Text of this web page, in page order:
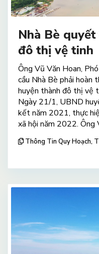
Nhà Bè
đô thị vệ tinh
Ông Vũ Văn Hoan,
cầu Nhà Bè phải hoàn
huyện thành đô thị vệ
Ngày 21/1, UBND
kết năm 2021, thực
xã hội năm 2022. Ông
Thông Tin Quy Hoạch,